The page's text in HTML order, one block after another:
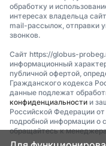
обработку и
интересах владельца
mail-рассылок, отправки
звонков.
Сайт https://globus-
информационный
публичной офертой,
Гражданского кодекса
данные подлежат
конфиденциальности и
Российской Федерации
подробной информации о
обращайтесь к